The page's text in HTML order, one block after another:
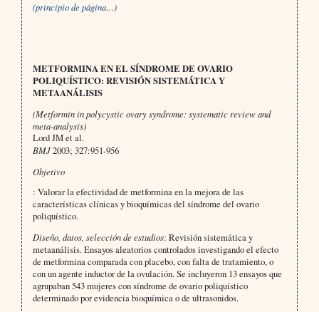
(principio de página…)
METFORMINA EN EL SÍNDROME DE OVARIO
POLIQUÍSTICO: REVISIÓN SISTEMÁTICA Y
METAANÁLISIS
(Metformin in polycystic ovary syndrome: systematic review and
meta-analysis)
Lord JM et al.
BMJ2003; 327:951-956
Objetivo
: Valorar la efectividad de metformina en la mejora de las
características clínicas y bioquímicas del síndrome del ovario
poliquístico.
Diseño, datos, selección de estudios: Revisión sistemática y
metaanálisis. Ensayos aleatorios controlados investigando el efecto
de metformina comparada con placebo, con falta de tratamiento, o
con un agente inductor de la ovulación. Se incluyeron 13 ensayos que
agrupaban 543 mujeres con síndrome de ovario poliquístico
determinado por evidencia bioquímica o de ultrasonidos.